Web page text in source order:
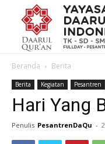
Beranda Berita
Berita Kegiatan Pesantren
Hari Yang
Penulis PesantrenDaQu -